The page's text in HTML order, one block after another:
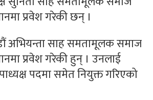
प्रवेश गरेकी छन् ।
अभियन्ता साह समतामूलक समाज
प्रवेश गरेकी हुन् । उनलाई
पदमा समेत नियुक्त गरिएको